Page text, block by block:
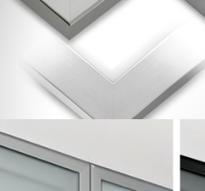
Perfiles Puerta